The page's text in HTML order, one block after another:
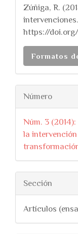
Zúñiga, R.
intervenciones.
https://
Formatos
Número
Núm. 3
la
Sección
Artículos